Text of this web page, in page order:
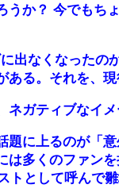
うか？ 今でもち
出なくなったの
る。それを、
ネガティブなイ
題に上るのが「
は多くのファン
トとして呼んで